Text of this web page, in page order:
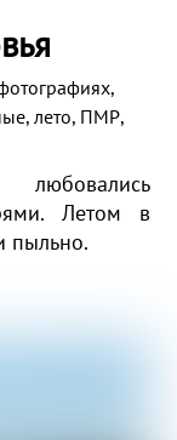
,
,лето, ПМР,
Летом в
пыльно.